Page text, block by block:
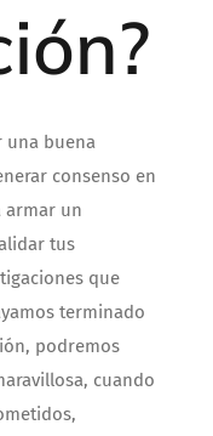
una buena
consenso en
armar un
tus
que
terminado
podremos
cuando